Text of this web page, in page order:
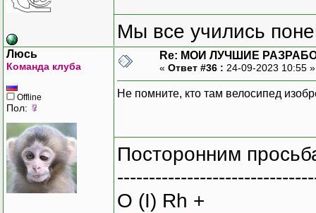
Мы все учились
Люсь
Команда клуба
Offline
Пол:
Re: МОИ ЛУЧШИЕ
« Ответ #36 : 24-09-2023 10:55
Не помните, кто там велосипед
Посторонним
O (I) Rh +